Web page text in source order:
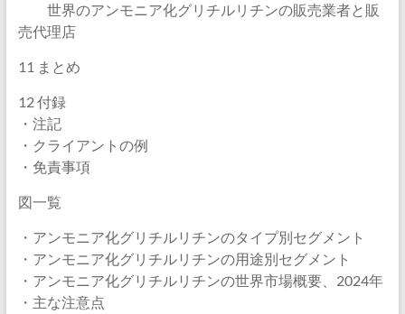
世界のアンモニア化グリチルリチンの販売業者と販
売代理店
11 まとめ
12 付録
・注記
・クライアントの例
・免責事項
図一覧
・アンモニア化グリチルリチンのタイプ別セグメント
・アンモニア化グリチルリチンの用途別セグメント
・アンモニア化グリチルリチンの世界市場概要、2024年
・主な注意点